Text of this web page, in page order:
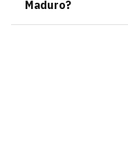
Maduro?